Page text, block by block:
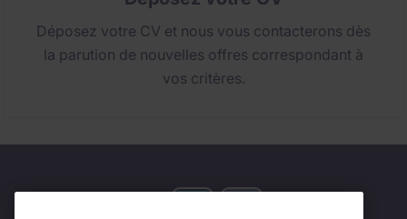
Déposez votre CV et nous vous contacterons dès
la parution de nouvelles offres correspondant à
vos critères.